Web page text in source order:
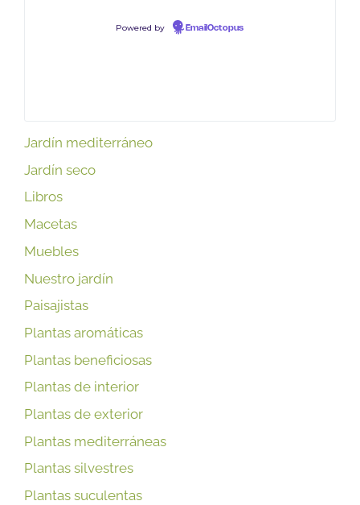
Powered by EmailOctopus
Jardín mediterráneo
Jardín seco
Libros
Macetas
Muebles
Nuestro jardín
Paisajistas
Plantas aromáticas
Plantas beneficiosas
Plantas de interior
Plantas de exterior
Plantas mediterráneas
Plantas silvestres
Plantas suculentas